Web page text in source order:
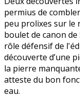
permius de
peu prolixes sur le
boulet de canon
rôle défensif de
découverte d’une
la pierre
atteste du bon
eau.